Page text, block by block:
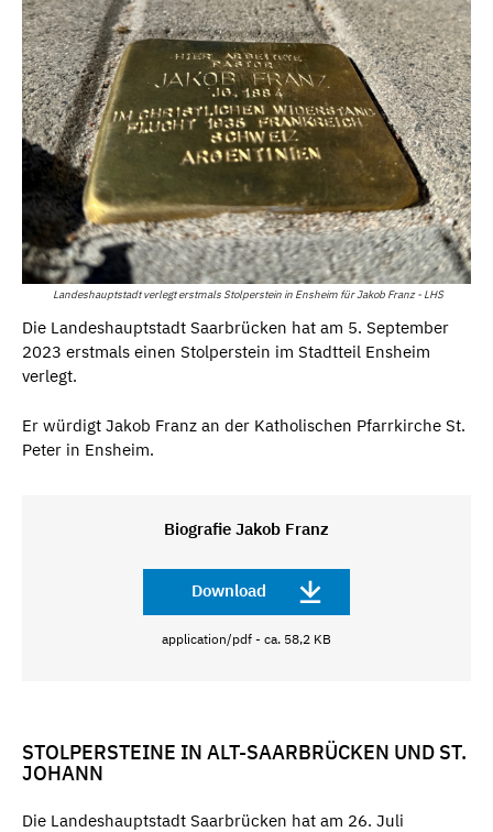
Landeshauptstadt verlegt erstmals Stolperstein in Ensheim für Jakob Franz - LHS
Die Landeshauptstadt Saarbrücken hat am 5. September
2023 erstmals einen Stolperstein im Stadtteil Ensheim
verlegt.
Er würdigt Jakob Franz an der Katholischen Pfarrkirche St.
Peter in Ensheim.
Biografie Jakob Franz
Download
application/pdf - ca. 58,2 KB
STOLPERSTEINE IN ALT-SAARBRÜCKEN UND ST.
JOHANN
Die Landeshauptstadt Saarbrücken hat am 26. Juli